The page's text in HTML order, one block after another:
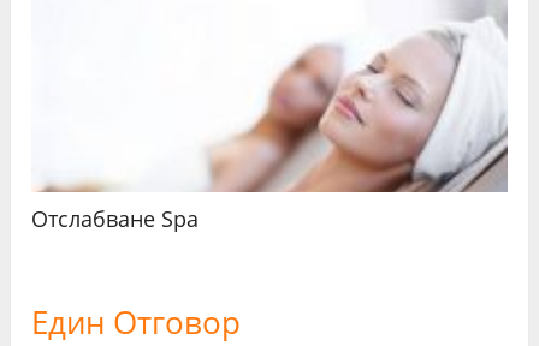
Отслабване Spa
Един Отговор